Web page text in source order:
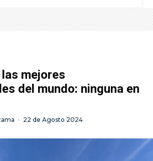
mejores
del mundo: ninguna en
· 22 de Agosto 2024